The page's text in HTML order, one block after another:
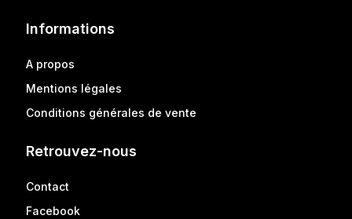
Informations
A propos
Mentions légales
Conditions générales de vente
Retrouvez-nous
Contact
Facebook